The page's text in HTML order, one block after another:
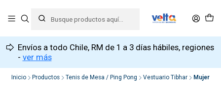
Envíos a todo Chile, RM de 1 a 3 días hábiles, regiones
- ver más
Inicio Productos Tenis de Mesa / Ping Pong Vestuario Tibhar Mujer